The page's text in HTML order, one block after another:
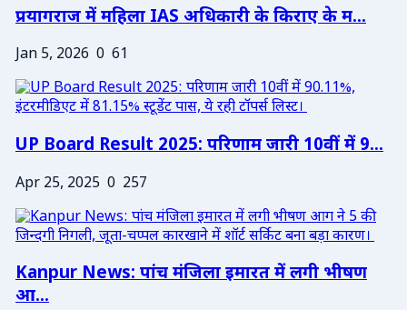
प्रयागराज में महिला IAS अधिकारी के किराए के म...
Jan 5, 2026 0 61
UP Board Result 2025: परिणाम जारी 10वीं में 9...
Apr 25, 2025 0 257
Kanpur News: पांच मंजिला इमारत में लगी भीषण
आ...